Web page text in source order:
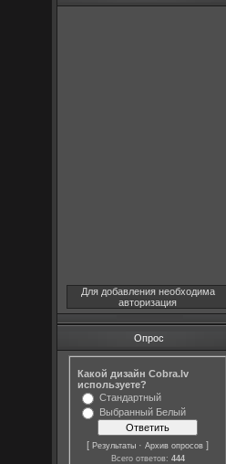
Для добавления необходима
авторизация
Опрос
Какой дизайн Cobra.lv
используете?
Стандартный
Выбранный Белый
[Результаты ·Архив опросов ]
Всего ответов: 444